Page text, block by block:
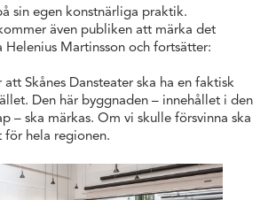
sin egen konstnärliga praktik.
även publiken att märka det
Helenius Martinsson och fortsätter:
Skånes Dansteater ska ha en faktisk
Den här byggnaden – innehållet i den
– ska märkas. Om vi skulle försvinna ska
hela regionen.